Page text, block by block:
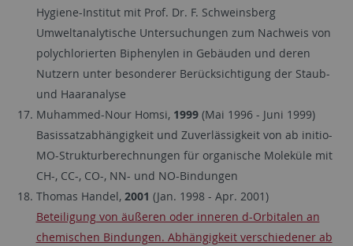
Hygiene-Institut mit Prof. Dr. F. Schweinsberg
Umweltanalytische Untersuchungen zum Nachweis von
polychlorierten Biphenylen in Gebäuden und deren
Nutzern unter besonderer Berücksichtigung der Staub-
und Haaranalyse
Muhammed-Nour Homsi, 1999 (Mai 1996 - Juni 1999)
Basissatzabhängigkeit und Zuverlässigkeit von ab initio-
MO-Strukturberechnungen für organische Moleküle mit
CH-, CC-, CO-, NN- und NO-Bindungen
Thomas Handel, 2001 (Jan. 1998 - Apr. 2001)
Beteiligung von äußeren oder inneren d-Orbitalen an
chemischen Bindungen. Abhängigkeit verschiedener ab